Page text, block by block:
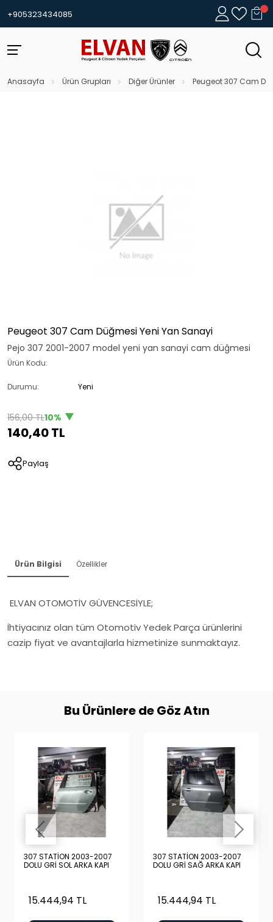
+905323434085
Anasayfa Ürün Grupları Diğer Ürünler Peugeot 307 Cam
Peugeot 307 Cam Düğmesi Yeni Yan Sanayi
Pejo 307 2001-2007 model yeni yan sanayi cam düğmesi
Ürün Kodu:
Durumu: Yeni
156,00 TL10%
140,40 TL
Paylaş
Ürün Bilgisi Özellikler
ELVAN OTOMOTİV GÜVENCESİYLE;
İhtiyacınız olan tüm Otomotiv Yedek Parça ürünlerini
cazip fiyat ve avantajlarla hizmetinize sunmaktayız.
Bu Ürünlere de Göz Atın
307 STATİON 2003-2007
DOLU GRİ SOL ARKA KAPI
15.444,94 TL
307 STATİON 2003-2007
DOLU GRİ SAĞ ARKA KAPI
15.444,94 TL